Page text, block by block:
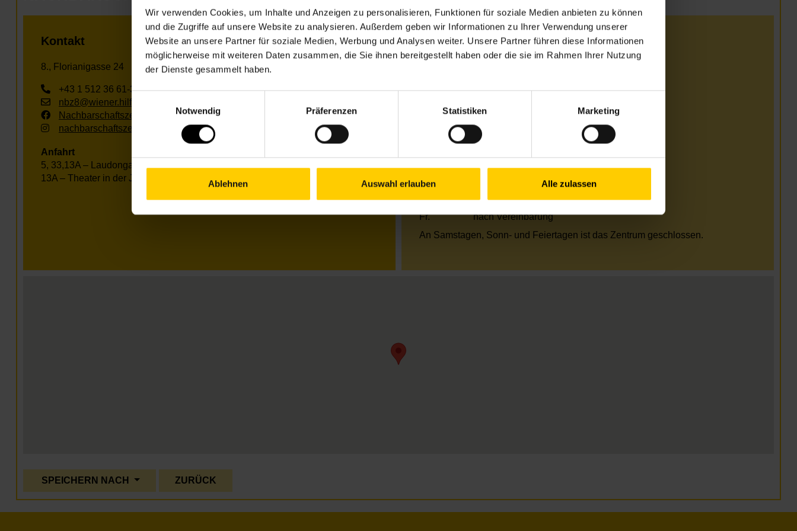
Wir verwenden Cookies, um Inhalte und Anzeigen zu personalisieren, Funktionen für soziale Medien anbieten zu können
und die Zugriffe auf unsere Website zu analysieren. Außerdem geben wir Informationen zu Ihrer Verwendung unserer
Website an unsere Partner für soziale Medien, Werbung und Analysen weiter. Unsere Partner führen diese Informationen
möglicherweise mit weiteren Daten zusammen, die Sie ihnen bereitgestellt haben oder die sie im Rahmen Ihrer Nutzung
der Dienste gesammelt haben.
Einwilligungsauswahl
Notwendig
Präferenzen Statistiken Marketing
Ablehnen Auswahl erlauben Alle zulassen
Kontakt
8., Florianigasse 24
+43 1 512 36 61-3400
nbz8@wiener.hilfswerk.at
Nachbarschaftszentren
nachbarschaftszentren.wien
Anfahrt
5, 33,13A – Laudongasse
13A – Theater in der Josefstadt
Öffnungszeiten Juni
Mi.
13.00–18.00 Uhr
nach Vereinbarung
Öffnungszeiten Juli und August
Mo.
13.00–18.00 Uhr
Di.
09.30–17.00 Uhr
Fr.
nach Vereinbarung
An Samstagen, Sonn- und Feiertagen ist das Zentrum geschlossen.
SPEICHERN NACH ZURÜCK